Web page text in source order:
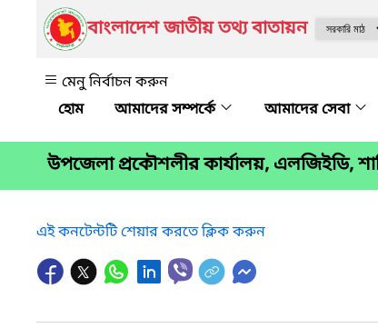
বাংলাদেশ জাতীয় তথ্য বাতায়ন
মেনু নির্বাচন করুন
আমাদের সম্পর্কে
আমাদের সেবা
উপজেলা প্রকৌশলীর কার্যালয়, এলজিইডি,
এই কনটেন্টটি শেয়ার করতে ক্লিক করুন